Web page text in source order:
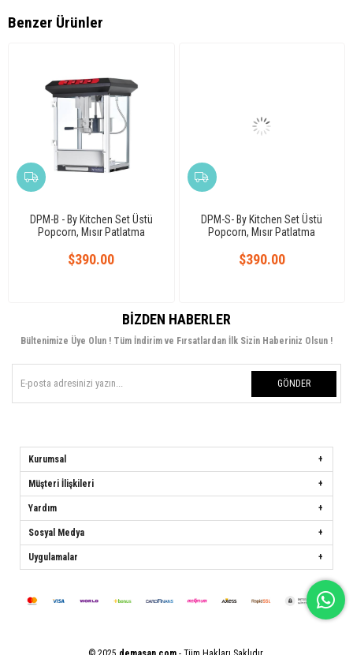
Benzer Ürünler
DPM-B - By Kitchen Set Üstü
Popcorn, Mısır Patlatma
$390.00
DPM-S- By Kitchen Set Üstü
Popcorn, Mısır Patlatma
$390.00
BIZDEN HABERLER
Bültenimize Üye Olun ! Tüm İndirim ve Fırsatlardan İlk Sizin Haberiniz Olsun !
GÖNDER
Kurumsal
Müşteri İlişkileri
Yardım
Sosyal Medya
Uygulamalar